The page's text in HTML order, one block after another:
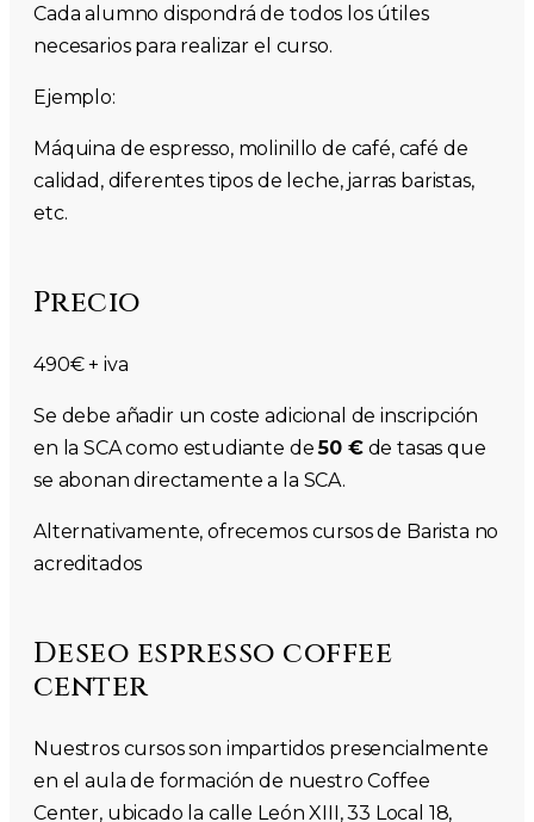
Cada alumno dispondrá de todos los útiles
necesarios para realizar el curso.
Ejemplo:
Máquina de espresso, molinillo de café, café de
calidad, diferentes tipos de leche, jarras baristas,
etc.
Precio
490€ + iva
Se debe añadir un coste adicional de inscripción
en la SCA como estudiante de50 €de tasas que
se abonan directamente a la SCA.
Alternativamente, ofrecemos cursos de Barista no
acreditados
Deseo espresso coffee
center
Nuestros cursos son impartidos presencialmente
en el aula de formación de nuestro Coffee
Center, ubicado la calle León XIII, 33 Local 18,